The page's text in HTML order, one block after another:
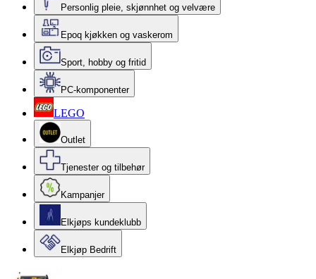
Personlig pleie, skjønnhet og velvære
Epoq kjøkken og vaskerom
Sport, hobby og fritid
PC-komponenter
LEGO
Outlet
Tjenester og tilbehør
Kampanjer
Elkjøps kundeklubb
Elkjøp Bedrift